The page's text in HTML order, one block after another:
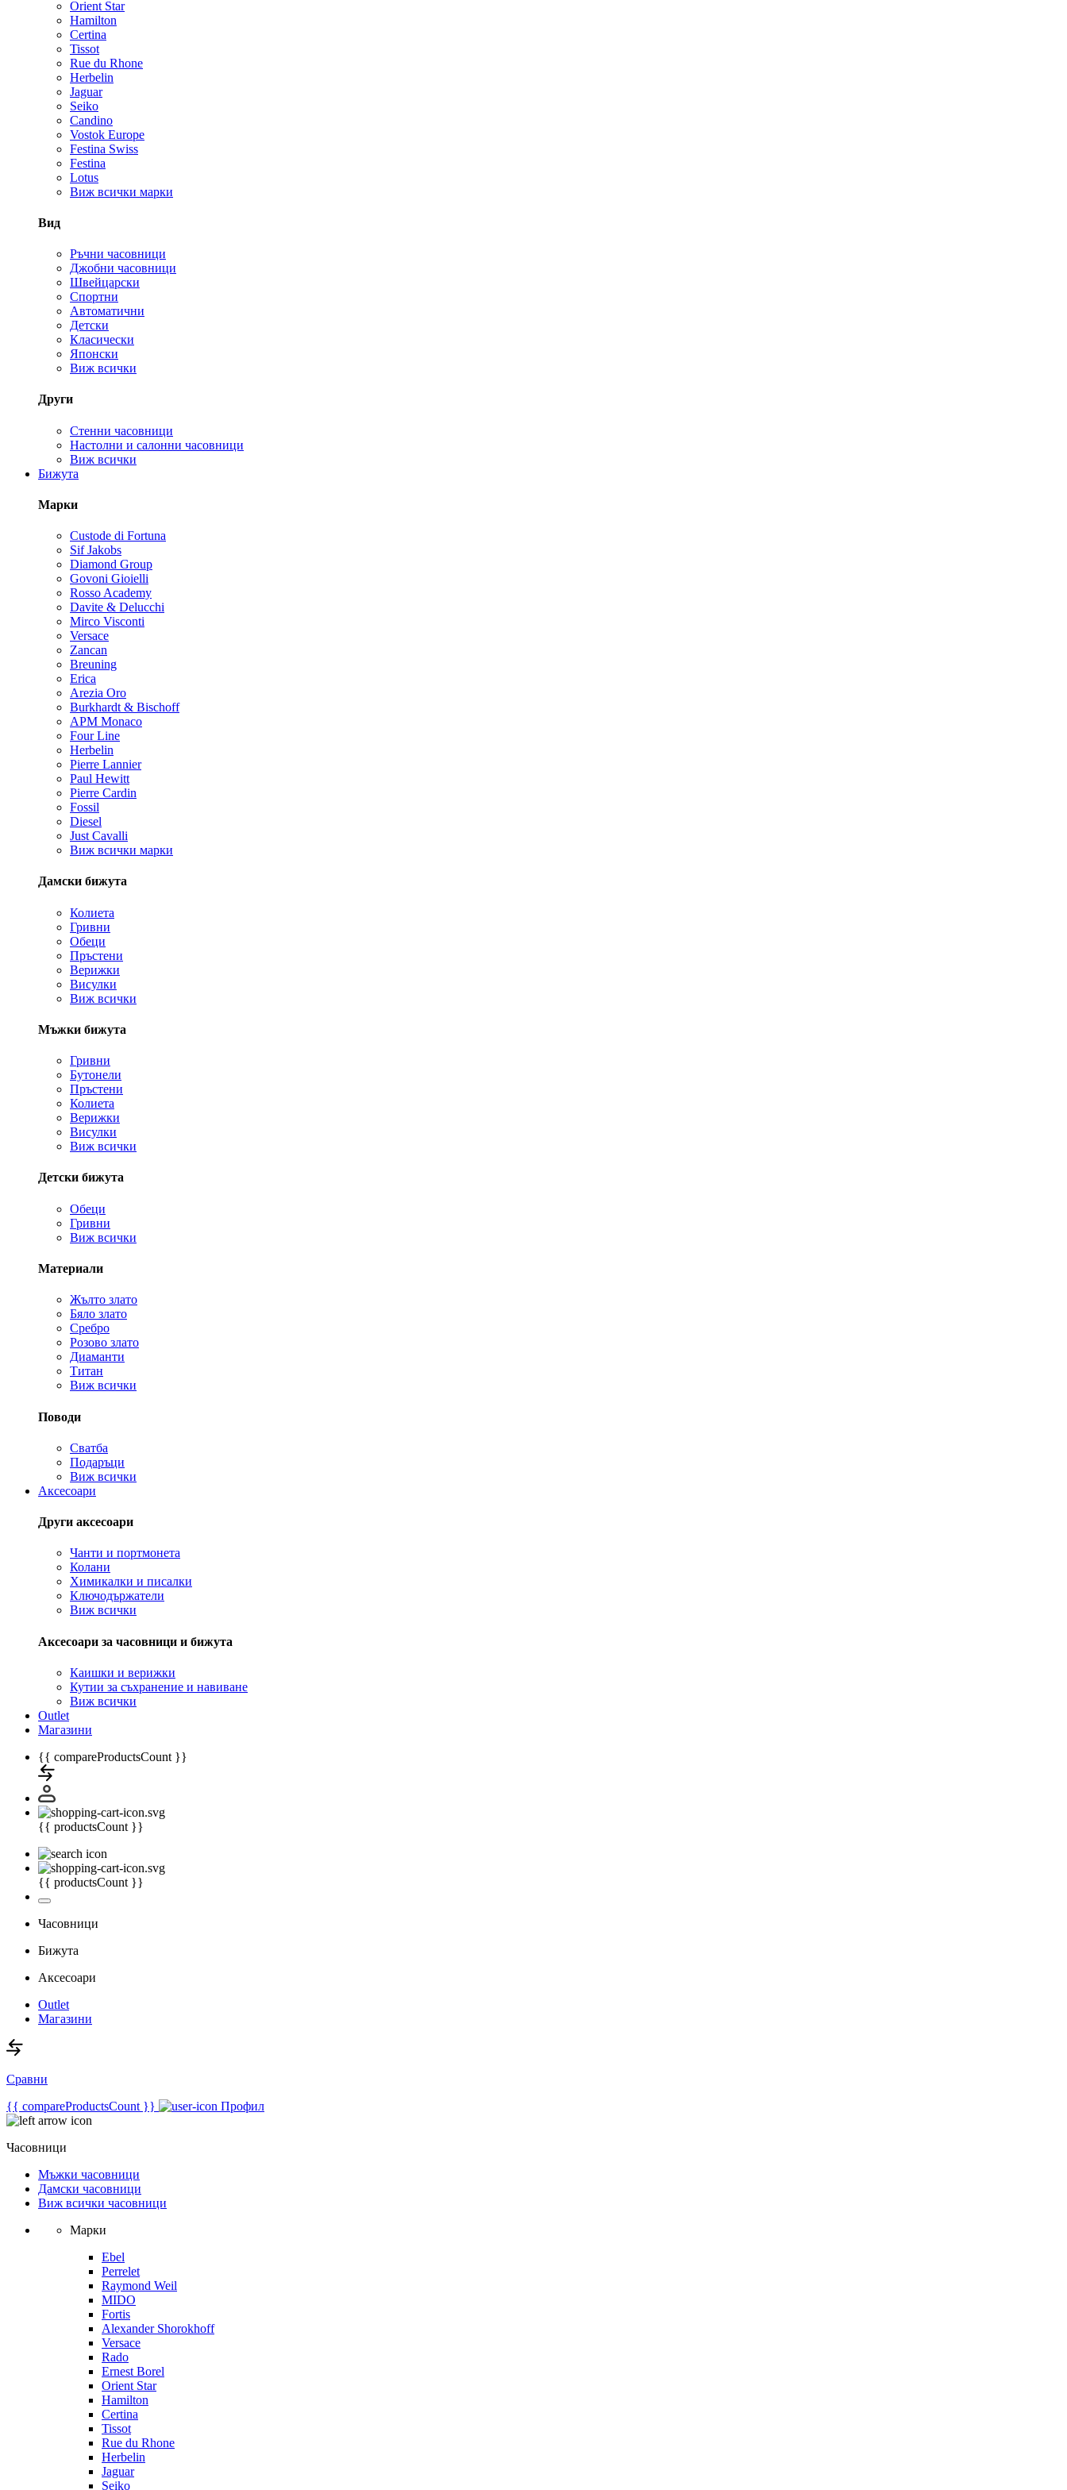
Orient Star
Hamilton
Certina
Tissot
Rue du Rhone
Herbelin
Jaguar
Seiko
Candino
Vostok Europe
Festina Swiss
Festina
Lotus
Виж всички марки
Вид
Ръчни часовници
Джобни часовници
Швейцарски
Спортни
Автоматични
Детски
Класически
Японски
Виж всички
Други
Стенни часовници
Настолни и салонни часовници
Виж всички
Бижута
Марки
Custode di Fortuna
Sif Jakobs
Diamond Group
Govoni Gioielli
Rosso Academy
Davite & Delucchi
Mirco Visconti
Versace
Zancan
Breuning
Erica
Arezia Oro
Burkhardt & Bischoff
APM Monaco
Four Line
Herbelin
Pierre Lannier
Paul Hewitt
Pierre Cardin
Fossil
Diesel
Just Cavalli
Виж всички марки
Дамски бижута
Колиета
Гривни
Обеци
Пръстени
Верижки
Висулки
Виж всички
Мъжки бижута
Гривни
Бутонели
Пръстени
Колиета
Верижки
Висулки
Виж всички
Детски бижута
Обеци
Гривни
Виж всички
Материали
Жълто злато
Бяло злато
Сребро
Розово злато
Диаманти
Титан
Виж всички
Поводи
Сватба
Подаръци
Виж всички
Аксесоари
Други аксесоари
Чанти и портмонета
Колани
Химикалки и писалки
Ключодържатели
Виж всички
Аксесоари за часовници и бижута
Каишки и верижки
Кутии за съхранение и навиване
Виж всички
Outlet
Магазини
{{ compareProductsCount }}
{{ productsCount }}
{{ productsCount }}
Часовници
Бижута
Аксесоари
Outlet
Магазини
Сравни
{{ compareProductsCount }}
Профил
Часовници
Мъжки часовници
Дамски часовници
Виж всички часовници
Марки
Ebel
Perrelet
Raymond Weil
MIDO
Fortis
Alexander Shorokhoff
Versace
Rado
Ernest Borel
Orient Star
Hamilton
Certina
Tissot
Rue du Rhone
Herbelin
Jaguar
Seiko